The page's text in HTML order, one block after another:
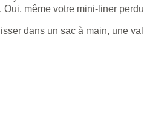
même votre mini-liner
dans un sac à main, une